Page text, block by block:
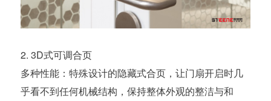
2. 3D式可调合页
多种性能：特殊设计的隐藏式合页，让门扇开启时几
乎看不到任何机械结构，保持整体外观的整洁与和